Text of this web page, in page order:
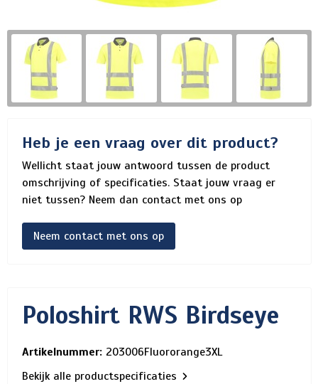
Heb je een vraag over dit product?
Wellicht staat jouw antwoord tussen de product
omschrijving of specificaties. Staat jouw vraag er
niet tussen? Neem dan contact met ons op
Neem contact met ons op
Poloshirt RWS Birdseye
Artikelnummer: 203006Fluororange3XL
Bekijk alle productspecificaties